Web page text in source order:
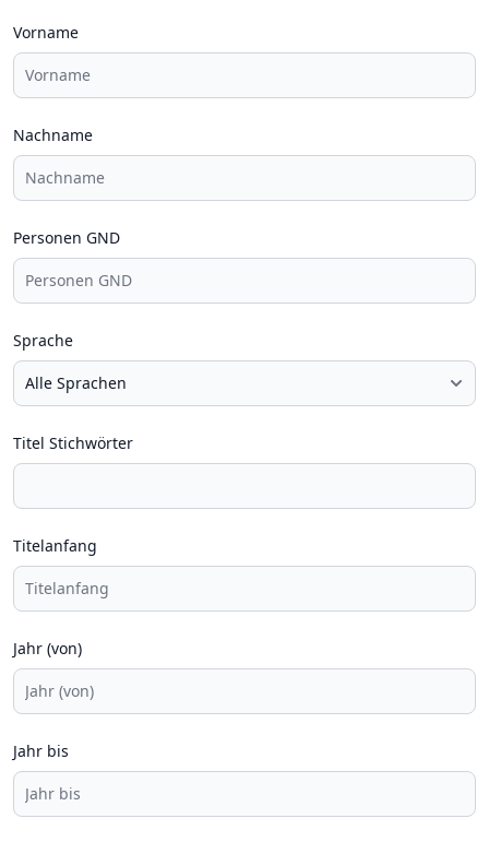
Vorname
Nachname
Personen GND
Sprache
Titel Stichwörter
Titelanfang
Jahr (von)
Jahr bis